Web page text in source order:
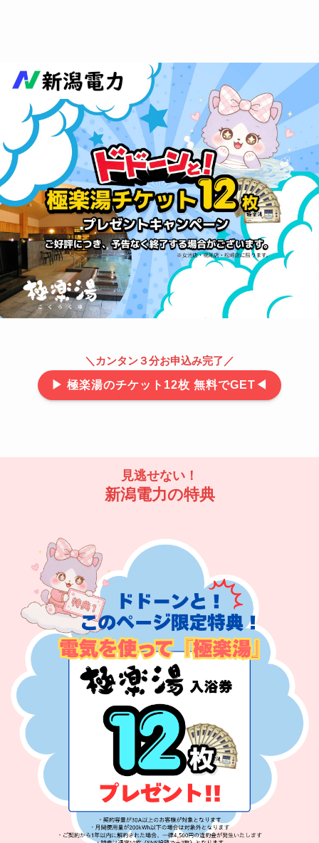
＼カンタン３分お申込み完了／
▶ 極楽湯のチケット12枚 無料でGET◀
見逃せない！
新潟電力の特典